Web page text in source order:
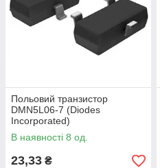
Польовий транзистор
DMN5L06-7 (Diodes
Incorporated)
В наявності 8 од.
23,33 ₴